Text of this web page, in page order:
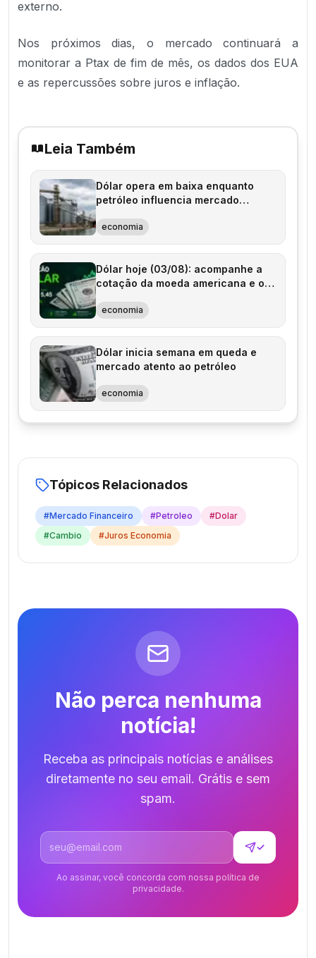
externo.
Nos próximos dias, o mercado continuará a
monitorar a Ptax de fim de mês, os dados dos EUA
e as repercussões sobre juros e inflação.
Leia Também
Dólar opera em baixa enquanto
petróleo influencia mercado
economia
Dólar hoje (03/08): acompanhe a
cotação da moeda americana e os
economia
Dólar inicia semana em queda e
mercado atento ao petróleo
economia
Tópicos Relacionados
#Mercado Financeiro #Petroleo #Dolar
#Cambio #Juros Economia
Não perca nenhuma
notícia!
Receba as principais notícias e análises
diretamente no seu email. Grátis e sem
spam.
Endereço de email
✓
Ao assinar, você concorda com nossa política de
privacidade.